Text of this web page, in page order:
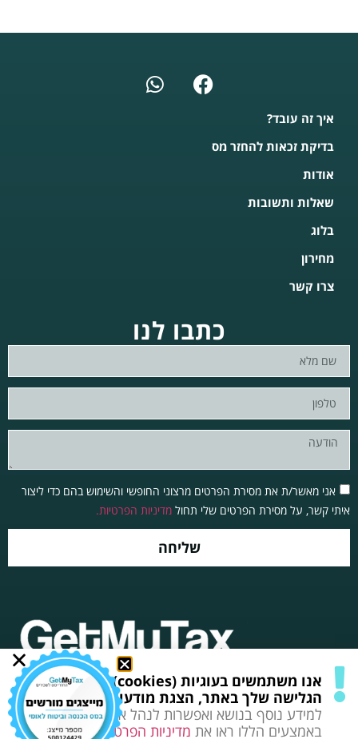
איך זה עובד?
בדיקת זכאות להחזר מס
אודות
שאלות ותשובות
בלוג
מחירון
צרו קשר
כתבו לנו
אני מאשר/ת את מסירת הפרטים מרצוני החופשי והשימוש בהם כדי ליצור
איתי קשר, על מסירת הפרטים שלי תחול מדיניות הפרטיות.
שליחה
תקנון, תנאי שימוש ופרטיות
כל הזכויות שמורות© 2025
אנו משתמשים בעוגיות (cookies) לשיפור חווית
הגלישה שלך באתר, הצגת מודעות מותאמות ועוד.
למידע נוסף בנושא ואפשרות לנהל את השימוש
באמצעים הללו ראו את מדיניות הפרטיותהמעודכנת